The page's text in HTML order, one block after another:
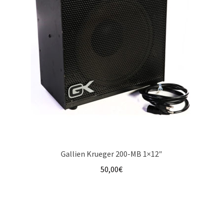
Gallien Krueger 200-MB 1×12″
50,00€